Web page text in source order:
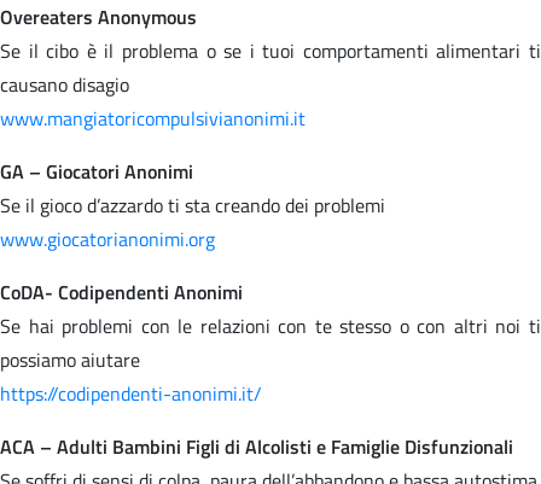
Overeaters Anonymous
Se il cibo è il problema o se i tuoi comportamenti alimentari ti
causano disagio
www.mangiatoricompulsivianonimi.it
GA – Giocatori Anonimi
Se il gioco d’azzardo ti sta creando dei problemi
www.giocatorianonimi.org
CoDA- Codipendenti Anonimi
Se hai problemi con le relazioni con te stesso o con altri noi ti
possiamo aiutare
https://codipendenti-anonimi.it/
ACA – Adulti Bambini Figli di Alcolisti e Famiglie Disfunzionali